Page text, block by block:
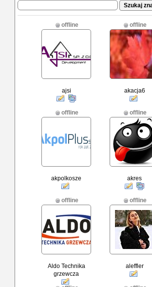
offline
ajsi
offline
akacja6
offline
akpolkosze
offline
akres
offline
Aldo Technika
grzewcza
offline
aleffler